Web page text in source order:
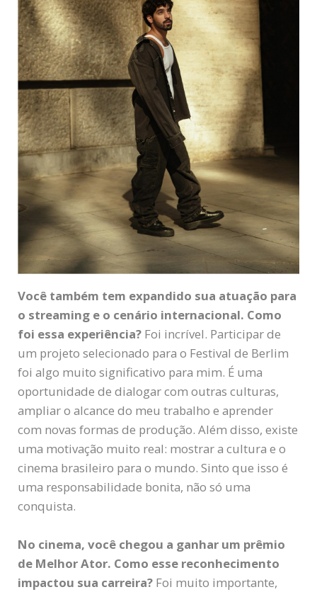
Você também tem expandido sua atuação para
o streaming e o cenário internacional. Como
foi essa experiência? Foi incrível. Participar de
um projeto selecionado para o Festival de Berlim
foi algo muito significativo para mim. É uma
oportunidade de dialogar com outras culturas,
ampliar o alcance do meu trabalho e aprender
com novas formas de produção. Além disso, existe
uma motivação muito real: mostrar a cultura e o
cinema brasileiro para o mundo. Sinto que isso é
uma responsabilidade bonita, não só uma
conquista.
No cinema, você chegou a ganhar um prêmio
de Melhor Ator. Como esse reconhecimento
impactou sua carreira? Foi muito importante,